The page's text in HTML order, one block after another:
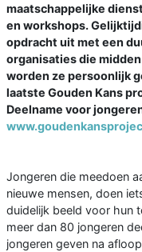
maatschappelijke
en workshops.
opdracht uit met een
organisaties die
worden ze persoonlijk
laatste Gouden Kans
Deelname voor
Jongeren die meedoen
nieuwe mensen, doen
duidelijk beeld voor hun
meer dan 80 jongeren
jongeren geven na